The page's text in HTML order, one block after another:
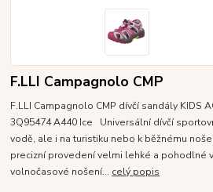
F.LLI Campagnolo CMP
F.LLI Campagnolo CMP dívčí sandály KIDS
3Q95474 A440 Ice Universální dívčí
vodě, ale i na turistiku nebo k běžnému
precizní provedení velmi lehké a pohodlné
volnočasové nošení... celý popis